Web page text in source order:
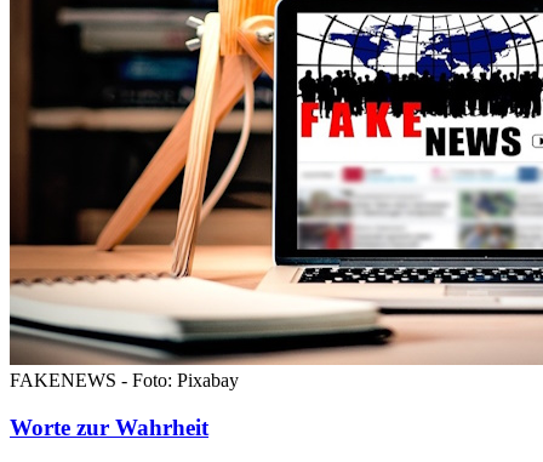
FAKENEWS - Foto: Pixabay
Worte zur Wahrheit